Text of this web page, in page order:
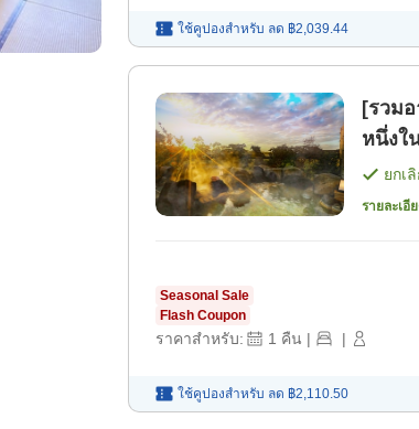
ใช้คูปองสำหรับ ลด ฿2,039.44
[รวม
หนึ่งใ
ยกเ
รายละเอี
Seasonal Sale
Flash Coupon
ราคาสำหรับ: 1 คืน | |
ใช้คูปองสำหรับ ลด ฿2,110.50